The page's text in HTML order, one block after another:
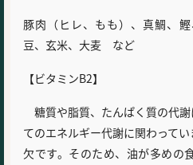
豚肉（ヒレ、もも）、真鯛、
豆、玄米、大麦 など
【ビタミンB2】
糖質や脂質、たんぱく質の代
てのエネルギー代謝に関わって
欠です。そのため、油が多めの